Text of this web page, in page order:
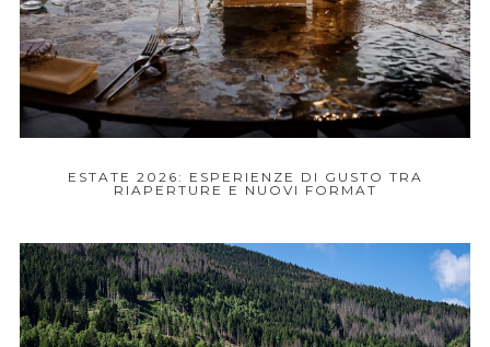
ESTATE 2026: ESPERIENZE DI GUSTO TRA
RIAPERTURE E NUOVI FORMAT